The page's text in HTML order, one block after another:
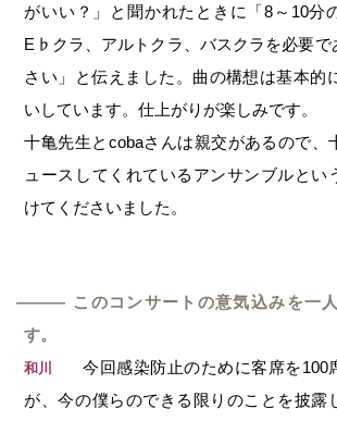
がいい？」と聞かれたときに「8～10分
E♭クラ、アルトクラ、バスクラを必要で
さい」と伝えました。曲の構想は基本的
いしています。仕上がりが楽しみです。
十亀先生とcobaさんは親交があるので、
ュースしてくれているアンサンブルとい
けてくださいました。
― このコンサートの意気込みを一
す。
和川
今回感染防止のために客席を100
が、今の僕らのできる限りのことを披露